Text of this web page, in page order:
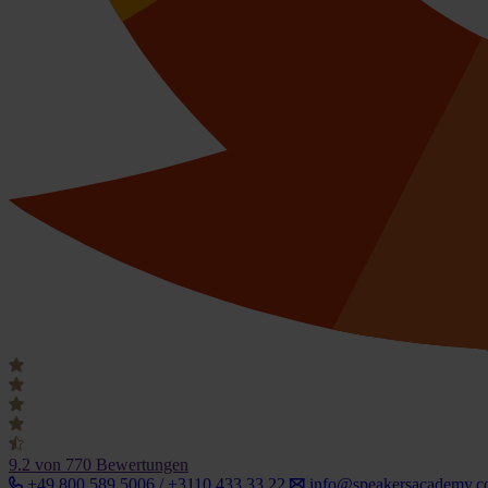
9.2 von 770 Bewertungen
+49 800 589 5006 / +3110 433 33 22